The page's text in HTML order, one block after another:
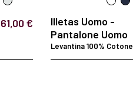
61,00 €
Illetas Uomo -
Pantalone Uomo
Levantina 100% Cotone